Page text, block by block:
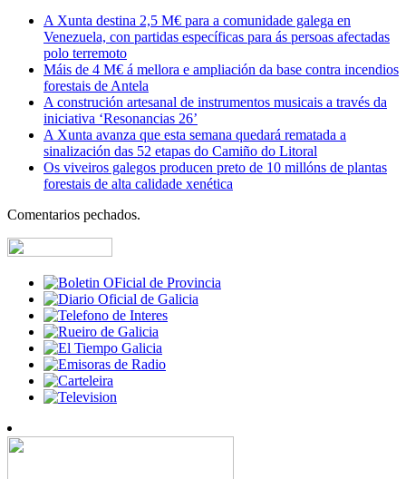
A Xunta destina 2,5 M€ para a comunidade galega en
Venezuela, con partidas específicas para ás persoas afectadas
polo terremoto
Máis de 4 M€ á mellora e ampliación da base contra incendios
forestais de Antela
A construción artesanal de instrumentos musicais a través da
iniciativa ‘Resonancias 26’
A Xunta avanza que esta semana quedará rematada a
sinalización das 52 etapas do Camiño do Litoral
Os viveiros galegos producen preto de 10 millóns de plantas
forestais de alta calidade xenética
Comentarios pechados.